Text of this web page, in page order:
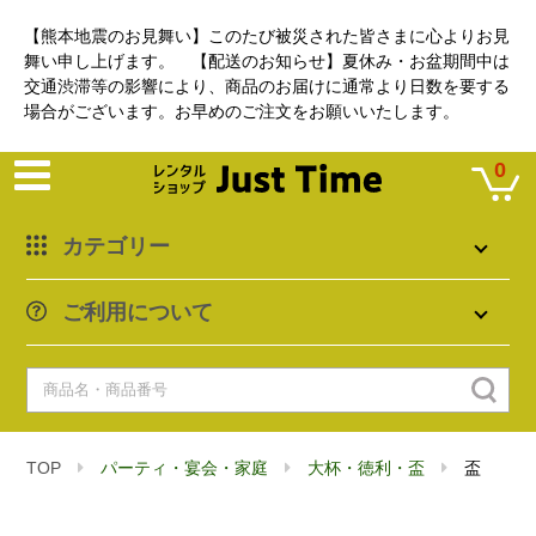
【熊本地震のお見舞い】このたび被災された皆さまに心よりお見
舞い申し上げます。 【配送のお知らせ】夏休み・お盆期間中は
交通渋滞等の影響により、商品のお届けに通常より日数を要する
場合がございます。お早めのご注文をお願いいたします。
カテゴリー
ご利用について
0
TOP パーティ・宴会・家庭 大杯・徳利・盃 盃